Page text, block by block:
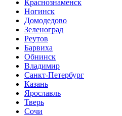
Краснознаменск
Ногинск
Домодедово
Зеленоград
Реутов
Барвиха
Обнинск
Владимир
Санкт-Петербург
Казань
Ярославль
Тверь
Сочи